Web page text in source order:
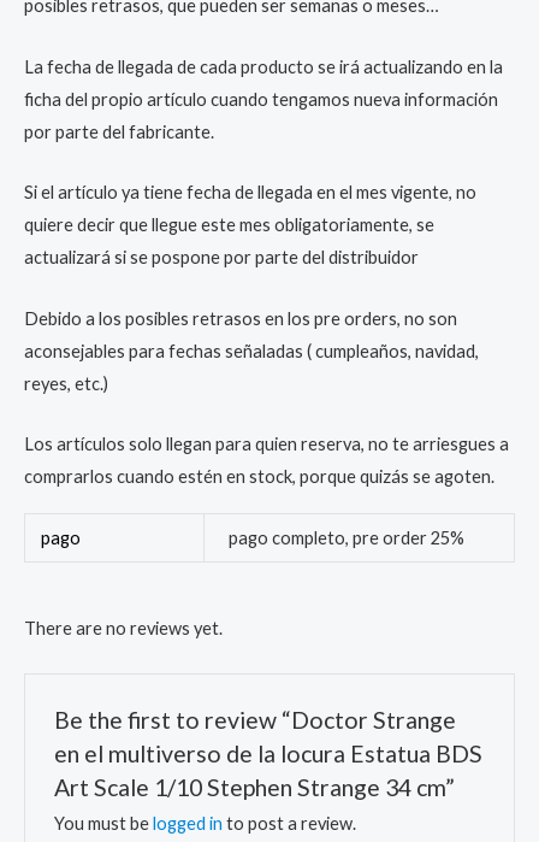
posibles retrasos, que pueden ser semanas o meses…
La fecha de llegada de cada producto se irá actualizando en la
ficha del propio artículo cuando tengamos nueva información
por parte del fabricante.
Si el artículo ya tiene fecha de llegada en el mes vigente, no
quiere decir que llegue este mes obligatoriamente, se
actualizará si se pospone por parte del distribuidor
Debido a los posibles retrasos en los pre orders, no son
aconsejables para fechas señaladas ( cumpleaños, navidad,
reyes, etc.)
Los artículos solo llegan para quien reserva, no te arriesgues a
comprarlos cuando estén en stock, porque quizás se agoten.
pago pago completo, pre order 25%
There are no reviews yet.
Be the first to review “Doctor Strange
en el multiverso de la locura Estatua BDS
Art Scale 1/10 Stephen Strange 34 cm”
You must belogged in to post a review.